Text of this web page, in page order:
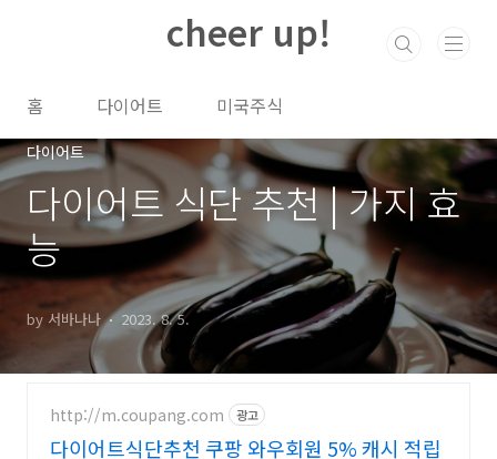
cheer up!
홈 다이어트 미국주식
다이어트
다이어트 식단 추천 | 가지 효
능
by 서바나나 2023. 8. 5.
http://m.coupang.com 광고
다이어트식단추천 쿠팡 와우회원 5% 캐시 적립